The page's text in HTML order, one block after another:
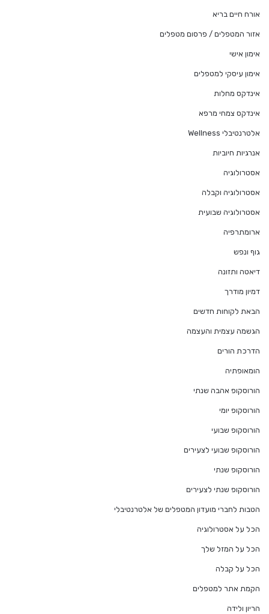
אורח חיים בריא
אזור המטפלים / פרסום מטפלים
אימון אישי
אימון עיסקי למטפלים
אינדקס מחלות
אינדקס צמחי מרפא
אלטרנטיבלי Wellness
אנרגיות חיוביות
אסטרולוגיה
אסטרולוגיה וקבלה
אסטרולוגיה שבועית
ארומתרפיה
גוף ונפש
דיאטה ותזונה
דמיון מודרך
הבאת לקוחות חדשים
הגשמה עצמית והעצמה
הדרכת הורים
הומאופתיה
הורוסקופ אהבה שנתי
הורוסקופ יומי
הורוסקופ שבועי
הורוסקופ שבועי לצעירים
הורוסקופ שנתי
הורוסקופ שנתי לצעירים
הטבות לחברי מועדון המטפלים של אלטרנטיבלי
הכל על אסטרולוגיה
הכל על המזל שלך
הכל על קבלה
הקמת אתר למטפלים
הריון ולידה